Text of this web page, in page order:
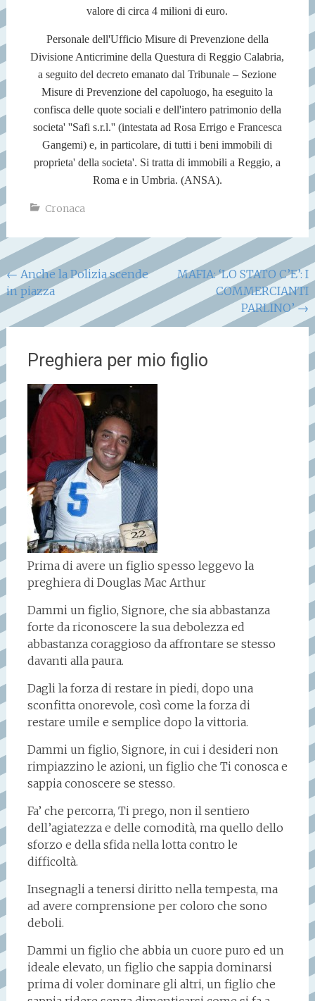
valore di circa 4 milioni di euro.
Personale dell'Ufficio Misure di Prevenzione della
Divisione Anticrimine della Questura di Reggio Calabria,
a seguito del decreto emanato dal Tribunale – Sezione
Misure di Prevenzione del capoluogo, ha eseguito la
confisca delle quote sociali e dell'intero patrimonio della
societa' ''Safi s.r.l.'' (intestata ad Rosa Errigo e Francesca
Gangemi) e, in particolare, di tutti i beni immobili di
proprieta' della societa'. Si tratta di immobili a Reggio, a
Roma e in Umbria. (ANSA).
Cronaca
Navigazione
articoli
← Anche la Polizia scende
in piazza
MAFIA: ‘LO STATO C’E’: I
COMMERCIANTI
PARLINO’→
Preghiera per mio figlio
Prima di avere un figlio spesso leggevo la
preghiera di Douglas Mac Arthur
Dammi un figlio, Signore, che sia abbastanza
forte da riconoscere la sua debolezza ed
abbastanza coraggioso da affrontare se stesso
davanti alla paura.
Dagli la forza di restare in piedi, dopo una
sconfitta onorevole, così come la forza di
restare umile e semplice dopo la vittoria.
Dammi un figlio, Signore, in cui i desideri non
rimpiazzino le azioni, un figlio che Ti conosca e
sappia conoscere se stesso.
Fa’ che percorra, Ti prego, non il sentiero
dell’agiatezza e delle comodità, ma quello dello
sforzo e della sfida nella lotta contro le
difficoltà.
Insegnagli a tenersi diritto nella tempesta, ma
ad avere comprensione per coloro che sono
deboli.
Dammi un figlio che abbia un cuore puro ed un
ideale elevato, un figlio che sappia dominarsi
prima di voler dominare gli altri, un figlio che